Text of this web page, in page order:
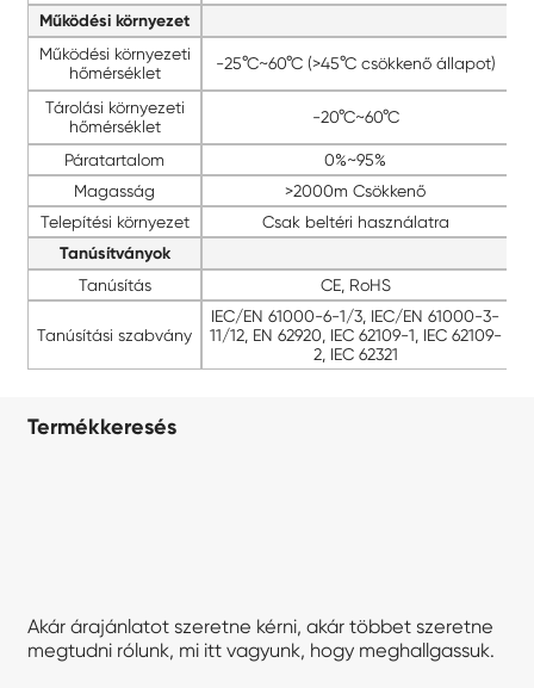
Működési környezet
Működési környezeti
hőmérséklet
-25°C~60°C (>45°C csökkenő állapot)
Tárolási környezeti
hőmérséklet
-20°C~60°C
Páratartalom
0%~95%
Magasság
>2000m Csökkenő
Telepítési környezet
Csak beltéri használatra
Tanúsítványok
Tanúsítás CE, RoHS
Tanúsítási szabvány
IEC/EN 61000-6-1/3, IEC/EN 61000-3-
11/12, EN 62920, IEC 62109-1, IEC 62109-
2, IEC 62321
Termékkeresés
Akár árajánlatot szeretne kérni, akár többet szeretne
megtudni rólunk, mi itt vagyunk, hogy meghallgassuk.